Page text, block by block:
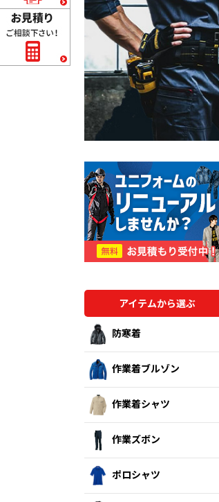
アイテムから選ぶ
防寒着
作業着ブルゾン
作業着シャツ
作業ズボン
ポロシャツ